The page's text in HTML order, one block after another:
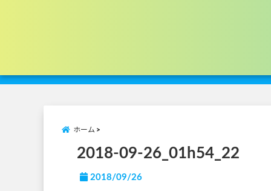
ホーム
2018-09-26_01h54_22
2018/09/26